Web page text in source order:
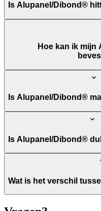
Is Alupanel/Dibond®
Hoe kan ik mijn
Is Alupanel/Dibond®
Is Alupanel/Dibond®
Wat is het verschil